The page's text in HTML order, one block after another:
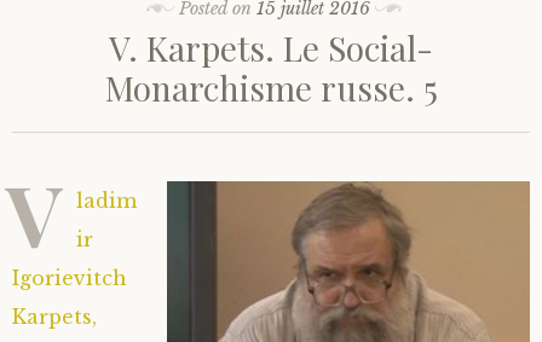
Posted on15 juillet 2016
V. Karpets. Le Social-
Monarchisme russe. 5
V ladim
ir
Igorievitch
Karpets,